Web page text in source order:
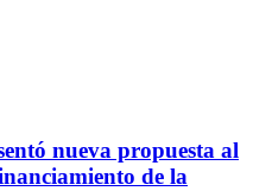
nueva propuesta al
de la